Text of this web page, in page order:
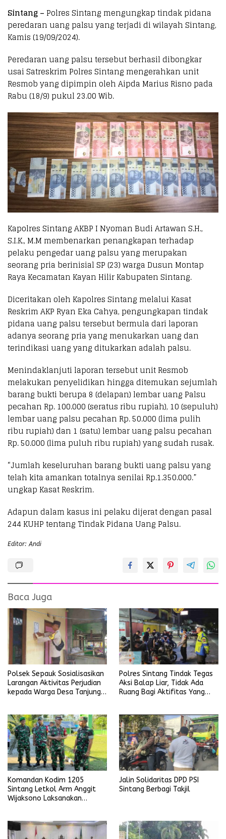
Sintang – Polres Sintang mengungkap tindak pidana
peredaran uang palsu yang terjadi di wilayah Sintang,
Kamis (19/09/2024).
Peredaran uang palsu tersebut berhasil dibongkar
usai Satreskrim Polres Sintang mengerahkan unit
Resmob yang dipimpin oleh Aipda Marius Risno pada
Rabu (18/9) pukul 23.00 Wib.
Kapolres Sintang AKBP I Nyoman Budi Artawan S.H.,
S.I.K., M.M membenarkan penangkapan terhadap
pelaku pengedar uang palsu yang merupakan
seorang pria berinisial SP (23) warga Dusun Montap
Raya Kecamatan Kayan Hilir Kabupaten Sintang.
Diceritakan oleh Kapolres Sintang melalui Kasat
Reskrim AKP Ryan Eka Cahya, pengungkapan tindak
pidana uang palsu tersebut bermula dari laporan
adanya seorang pria yang menukarkan uang dan
terindikasi uang yang ditukarkan adalah palsu.
Menindaklanjuti laporan tersebut unit Resmob
melakukan penyelidikan hingga ditemukan sejumlah
barang bukti berupa 8 (delapan) lembar uang Palsu
pecahan Rp. 100.000 (seratus ribu rupiah), 10 (sepuluh)
lembar uang palsu pecahan Rp. 50.000 (lima pulih
ribu rupiah) dan 1 (satu) lembar uang palsu pecahan
Rp. 50.000 (lima puluh ribu rupiah) yang sudah rusak.
“Jumlah keseluruhan barang bukti uang palsu yang
telah kita amankan totalnya senilai Rp.1.350.000.”
ungkap Kasat Reskrim.
Adapun dalam kasus ini pelaku dijerat dengan pasal
244 KUHP tentang Tindak Pidana Uang Palsu.
Editor: Andi
Baca Juga
Polsek Sepauk Sosialisasikan
Larangan Aktivitas Perjudian
kepada Warga Desa Tanjung
Polres Sintang Tindak Tegas
Aksi Balap Liar, Tidak Ada
Ruang Bagi Aktifitas Yang
Komandan Kodim 1205
Sintang Letkol Arm Anggit
Wijaksono Laksanakan
Jalin Solidaritas DPD PSI
Sintang Berbagi Takjil